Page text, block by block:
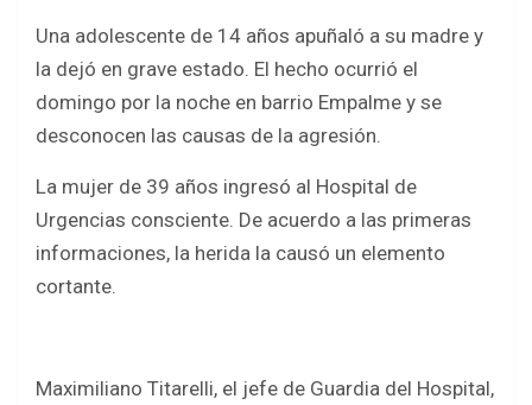
ce
b
o
k
tt
er
at
s
A
p
ar
e
Una adolescente de 14 años apuñaló a su madre y
la dejó en grave estado. El hecho ocurrió el
domingo por la noche en barrio Empalme y se
desconocen las causas de la agresión.
La mujer de 39 años ingresó al Hospital de
Urgencias consciente. De acuerdo a las primeras
informaciones, la herida la causó un elemento
cortante.
Maximiliano Titarelli, el jefe de Guardia del Hospital,